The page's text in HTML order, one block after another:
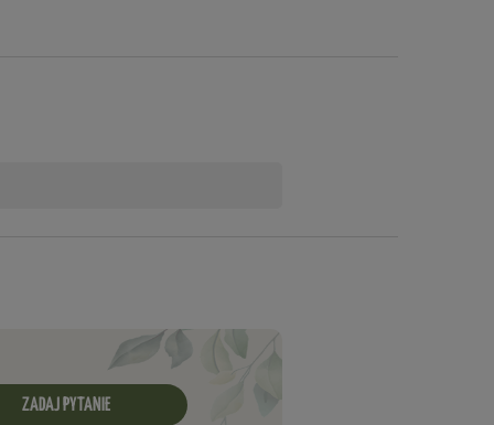
ZADAJ PYTANIE